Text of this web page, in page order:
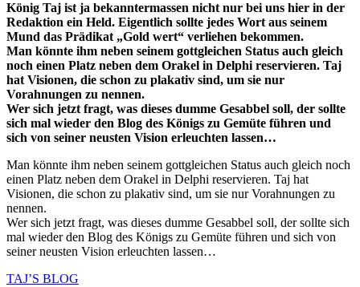
König Taj ist ja bekanntermassen nicht nur bei uns hier in der
Redaktion ein Held. Eigentlich sollte jedes Wort aus seinem
Mund das Prädikat „Gold wert“ verliehen bekommen.
Man könnte ihm neben seinem gottgleichen Status auch gleich
noch einen Platz neben dem Orakel in Delphi reservieren. Taj
hat Visionen, die schon zu plakativ sind, um sie nur
Vorahnungen zu nennen.
Wer sich jetzt fragt, was dieses dumme Gesabbel soll, der sollte
sich mal wieder den Blog des Königs zu Gemüte führen und
sich von seiner neusten Vision erleuchten lassen…
Man könnte ihm neben seinem gottgleichen Status auch gleich noch
einen Platz neben dem Orakel in Delphi reservieren. Taj hat
Visionen, die schon zu plakativ sind, um sie nur Vorahnungen zu
nennen.
Wer sich jetzt fragt, was dieses dumme Gesabbel soll, der sollte sich
mal wieder den Blog des Königs zu Gemüte führen und sich von
seiner neusten Vision erleuchten lassen…
TAJ’S BLOG